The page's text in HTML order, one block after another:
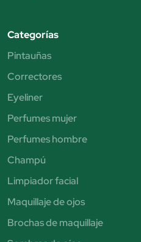
Categorías
Pintauñas
Correctores
Eyeliner
Perfumes mujer
Perfumes hombre
Champú
Limpiador facial
Maquillaje de ojos
Brochas de maquillaje